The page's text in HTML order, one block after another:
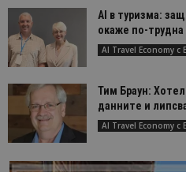
AI в туризма:
окаже по-трудна
AI Travel Economy с
Тим Браун:
данните и
AI Travel Economy с